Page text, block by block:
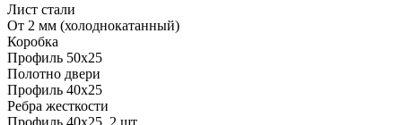
Лист стали
От 2 мм (холоднокатанный)
Коробка
Профиль 50х25
Полотно двери
Профиль 40х25
Ребра жесткости
Профиль 40х25, 2 шт.